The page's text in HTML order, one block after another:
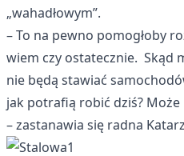
„wahadłowym”.
– To na pewno pomogłoby
wiem czy ostatecznie. Skąd
nie będą stawiać
jak potrafią robić dziś? Może
– zastanawia się radna